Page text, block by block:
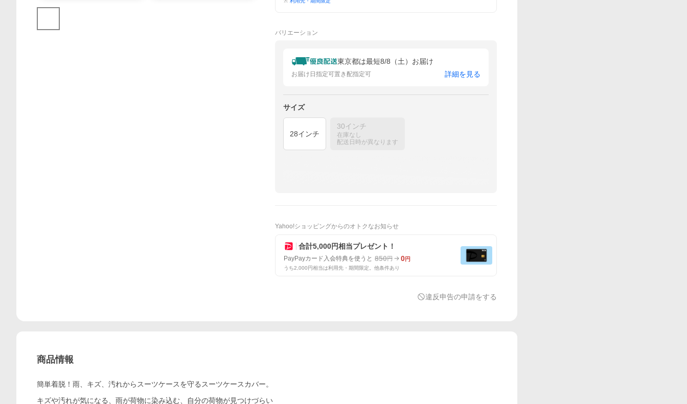
バリエーション
東京都は最短8/8（土）お届け
お届け日指定可置き配指定可 詳細を見る
サイズ
28インチ
30インチ
在庫なし
配送日時が異なります
Yahoo!ショッピングからのオトクなお知らせ
合計5,000円相当プレゼント！
PayPayカード入会特典を使うと 850円 0円
うち2,000円相当は利用先・期間限定。他条件あり
違反申告の申請をする
商品情報
簡単着脱！雨、キズ、汚れからスーツケースを守るスーツケースカバー。
キズや汚れが気になる、雨が荷物に染み込む、自分の荷物が見つけづらい